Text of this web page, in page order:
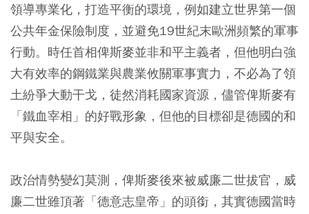
領導專業化，打造平衡的環境，例如建立世界第一個
公共年金保險制度，並避免19世紀末歐洲頻繁的軍事
行動。時任首相俾斯麥並非和平主義者，但他明白強
大有效率的鋼鐵業與農業攸關軍事實力，不必為了領
土紛爭大動干戈，徒然消耗國家資源，儘管俾斯麥有
「鐵血宰相」的好戰形象，但他的目標卻是德國的和
平與安全。
政治情勢變幻莫測，俾斯麥後來被威廉二世拔官，威
廉二世雖頂著「德意志皇帝」的頭銜，其實德國當時